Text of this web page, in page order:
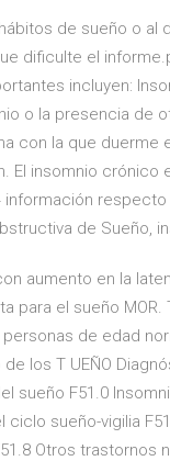
de sueño o al
dificulte el
incluyen:
o la presencia de
con la que duerme
El insomnio crónico
información
de Sueño,
aumento en la
para el sueño
de edad
los T UEÑO
sueño F51.0
ciclo sueño-vigilia
Otros trastornos